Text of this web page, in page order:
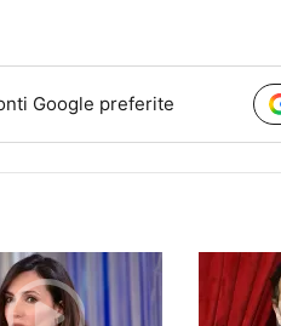
Google preferite